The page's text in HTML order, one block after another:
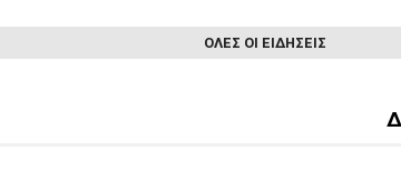
ΟΛΕΣ ΟΙ ΕΙΔΗΣΕΙΣ